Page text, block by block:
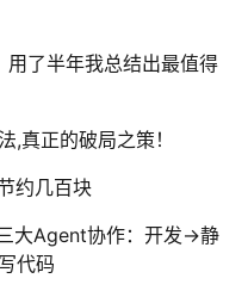
了半年我总结出最值得
真正的破局之策！
约几百块
大Agent协作：开发→静
代码